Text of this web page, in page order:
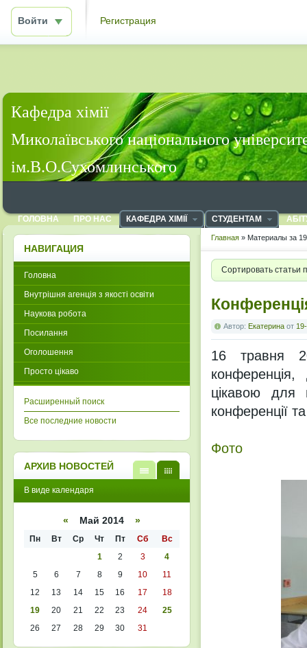
Войти Регистрация
Кафедра хімії
Миколаївського національного
ім.В.О.Сухомлинського
ГОЛОВНА ПРО НАС КАФЕДРА ХІМІЇ СТУДЕНТАМ
Главная » Материалы за
Сортировать статьи
Автор: Екатерина от
16 травня
цікавою для
конференції
Фото
НАВИГАЦИЯ
Головна
Внутрішня агенція з якості освіти
Наукова робота
Посилання
Оголошення
Просто цікаво
Расширенный поиск
Все последние новости
АРХИВ НОВОСТЕЙ
кален
списк
В виде календаря
« Май 2014 »
Пн Вт Ср Чт Пт Сб
Вс
1
2 3
4
5
6 7 8 9 10
11
12
13 14 15 16 17
18
19
20 21 22 23 24
25
26
27 28 29 30 31